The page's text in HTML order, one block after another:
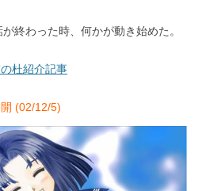
終わった時、何かが動き始めた。
杜紹介記事
(02/12/5)